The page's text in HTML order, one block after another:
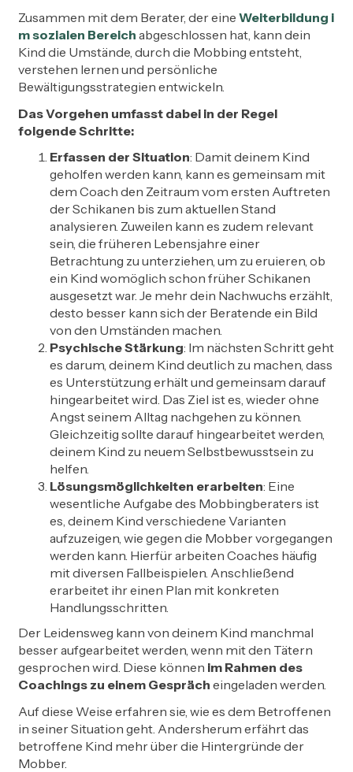
Zusammen mit dem Berater, der eine Weiterbildung i
m sozialen Bereich abgeschlossen hat, kann dein
Kind die Umstände, durch die Mobbing entsteht,
verstehen lernen und persönliche
Bewältigungsstrategien entwickeln.
Das Vorgehen umfasst dabei in der Regel
folgende Schritte:
Erfassen der Situation: Damit deinem Kind
geholfen werden kann, kann es gemeinsam mit
dem Coach den Zeitraum vom ersten Auftreten
der Schikanen bis zum aktuellen Stand
analysieren. Zuweilen kann es zudem relevant
sein, die früheren Lebensjahre einer
Betrachtung zu unterziehen, um zu eruieren, ob
ein Kind womöglich schon früher Schikanen
ausgesetzt war. Je mehr dein Nachwuchs erzählt,
desto besser kann sich der Beratende ein Bild
von den Umständen machen.
Psychische Stärkung: Im nächsten Schritt geht
es darum, deinem Kind deutlich zu machen, dass
es Unterstützung erhält und gemeinsam darauf
hingearbeitet wird. Das Ziel ist es, wieder ohne
Angst seinem Alltag nachgehen zu können.
Gleichzeitig sollte darauf hingearbeitet werden,
deinem Kind zu neuem Selbstbewusstsein zu
helfen.
Lösungsmöglichkeiten erarbeiten: Eine
wesentliche Aufgabe des Mobbingberaters ist
es, deinem Kind verschiedene Varianten
aufzuzeigen, wie gegen die Mobber vorgegangen
werden kann. Hierfür arbeiten Coaches häufig
mit diversen Fallbeispielen. Anschließend
erarbeitet ihr einen Plan mit konkreten
Handlungsschritten.
Der Leidensweg kann von deinem Kind manchmal
besser aufgearbeitet werden, wenn mit den Tätern
gesprochen wird. Diese können im Rahmen des
Coachings zu einem Gespräch eingeladen werden.
Auf diese Weise erfahren sie, wie es dem Betroffenen
in seiner Situation geht. Andersherum erfährt das
betroffene Kind mehr über die Hintergründe der
Mobber.